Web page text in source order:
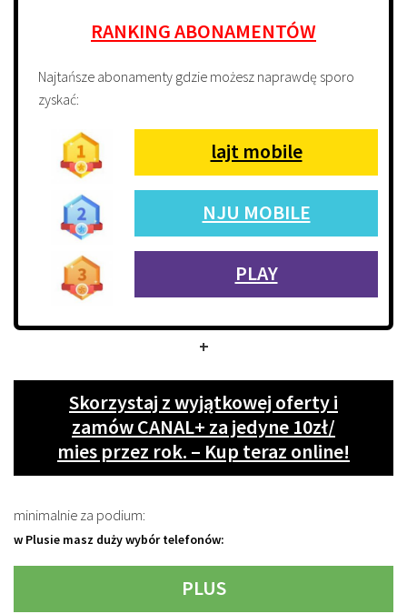
RANKING ABONAMENTÓW
Najtańsze abonamenty gdzie możesz naprawdę sporo
zyskać:
lajt mobile
NJU MOBILE
PLAY
+
Skorzystaj z wyjątkowej oferty i
zamów CANAL+ za jedyne 10zł/
mies przez rok. – Kup teraz online!
minimalnie za podium:
w Plusie masz duży wybór telefonów:
PLUS